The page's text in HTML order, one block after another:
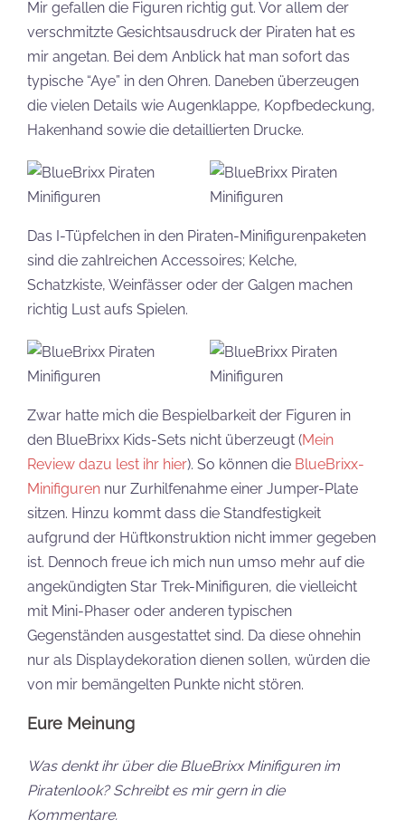
Mir gefallen die Figuren richtig gut. Vor allem der
verschmitzte Gesichtsausdruck der Piraten hat es
mir angetan. Bei dem Anblick hat man sofort das
typische “Aye” in den Ohren. Daneben überzeugen
die vielen Details wie Augenklappe, Kopfbedeckung,
Hakenhand sowie die detaillierten Drucke.
Das I-Tüpfelchen in den Piraten-Minifigurenpaketen
sind die zahlreichen Accessoires; Kelche,
Schatzkiste, Weinfässer oder der Galgen machen
richtig Lust aufs Spielen.
Zwar hatte mich die Bespielbarkeit der Figuren in
den BlueBrixx Kids-Sets nicht überzeugt (Mein
Review dazu lest ihr hier). So können die BlueBrixx-
Minifiguren nur Zurhilfenahme einer Jumper-Plate
sitzen. Hinzu kommt dass die Standfestigkeit
aufgrund der Hüftkonstruktion nicht immer gegeben
ist. Dennoch freue ich mich nun umso mehr auf die
angekündigten Star Trek-Minifiguren, die vielleicht
mit Mini-Phaser oder anderen typischen
Gegenständen ausgestattet sind. Da diese ohnehin
nur als Displaydekoration dienen sollen, würden die
von mir bemängelten Punkte nicht stören.
Eure Meinung
Was denkt ihr über die BlueBrixx Minifiguren im
Piratenlook? Schreibt es mir gern in die
Kommentare.